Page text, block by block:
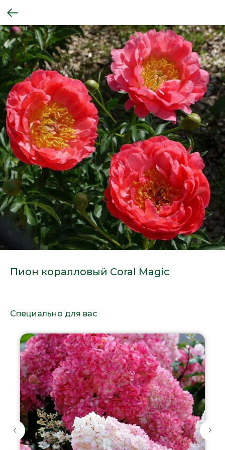
Пион коралловый Coral Magic
Специально для вас